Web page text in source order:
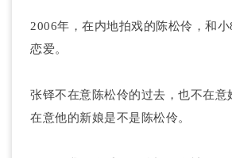
2006年，在内地拍戏的陈松伶，和
恋爱。
张铎不在意陈松伶的过去，也不在意
在意他的新娘是不是陈松伶。